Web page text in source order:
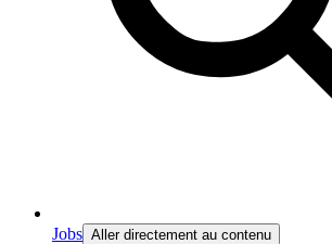
Jobs Aller directement au contenu